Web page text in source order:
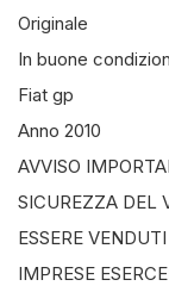
Originale
In buone
Fiat gp
Anno 2010
AVVISO
SICUREZZA DEL
ESSERE
IMPRESE